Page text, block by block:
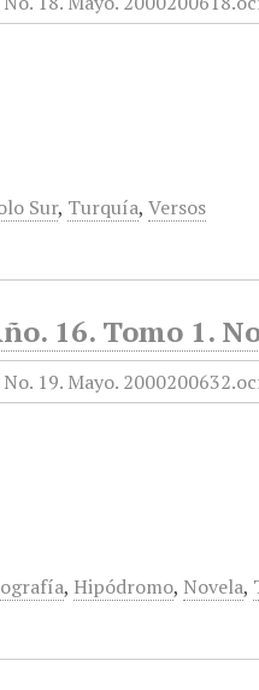
Sur, Turquía,Versos
16. Tomo 1.
, Hipódromo, Novela,